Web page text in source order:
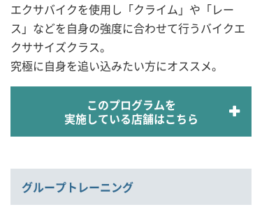
エクサバイクを使用し「クライム」や「レー
ス」などを自身の強度に合わせて行うバイクエ
クササイズクラス。
究極に自身を追い込みたい方にオススメ。
このプログラムを
実施している店舗はこちら
グループトレーニング